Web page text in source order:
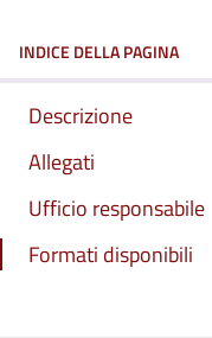
INDICE DELLA PAGINA
Descrizione
Allegati
Ufficio responsabile
Formati disponibili